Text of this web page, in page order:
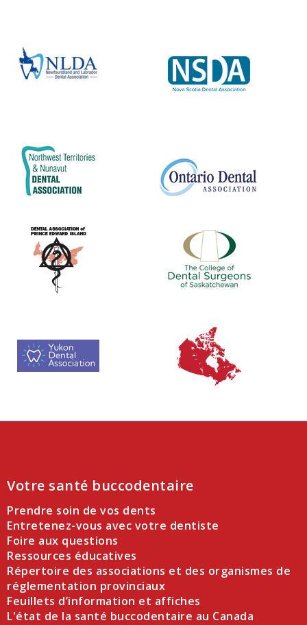
Votre santé buccodentaire
Prendre soin de vos dents
Entretenez-vous avec votre dentiste
Foire aux questions
Ressources éducatives
Répertoire des associations et des organismes de
réglementation provinciaux
Feuillets d’information et affiches
L'état de la santé buccodentaire au Canada